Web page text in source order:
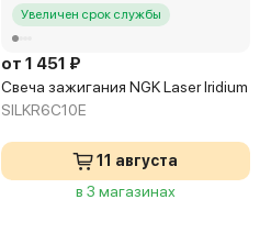
Увеличен срок службы
от 1 451 ₽
Свеча зажигания NGK Laser Iridium
SILKR6C10E
11 августа
в 3 магазинах